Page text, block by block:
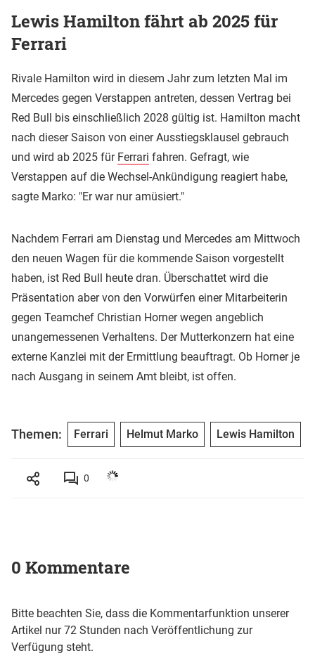
Lewis Hamilton fährt ab 2025 für
Ferrari
Rivale Hamilton wird in diesem Jahr zum letzten Mal im
Mercedes gegen Verstappen antreten, dessen Vertrag bei
Red Bull bis einschließlich 2028 gültig ist. Hamilton macht
nach dieser Saison von einer Ausstiegsklausel gebrauch
und wird ab 2025 für Ferrari fahren. Gefragt, wie
Verstappen auf die Wechsel-Ankündigung reagiert habe,
sagte Marko: "Er war nur amüsiert."
Nachdem Ferrari am Dienstag und Mercedes am Mittwoch
den neuen Wagen für die kommende Saison vorgestellt
haben, ist Red Bull heute dran. Überschattet wird die
Präsentation aber von den Vorwürfen einer Mitarbeiterin
gegen Teamchef Christian Horner wegen angeblich
unangemessenen Verhaltens. Der Mutterkonzern hat eine
externe Kanzlei mit der Ermittlung beauftragt. Ob Horner je
nach Ausgang in seinem Amt bleibt, ist offen.
Themen: Ferrari Helmut Marko Lewis Hamilton
0
0 Kommentare
Bitte beachten Sie, dass die Kommentarfunktion unserer
Artikel nur 72 Stunden nach Veröffentlichung zur
Verfügung steht.